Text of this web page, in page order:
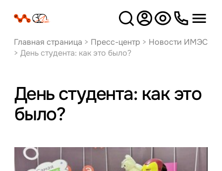
Версия
для слабовидящих
Главная страница > Пресс-центр > Новости ИМЭС
> День студента: как это было?
День студента: как это
было?